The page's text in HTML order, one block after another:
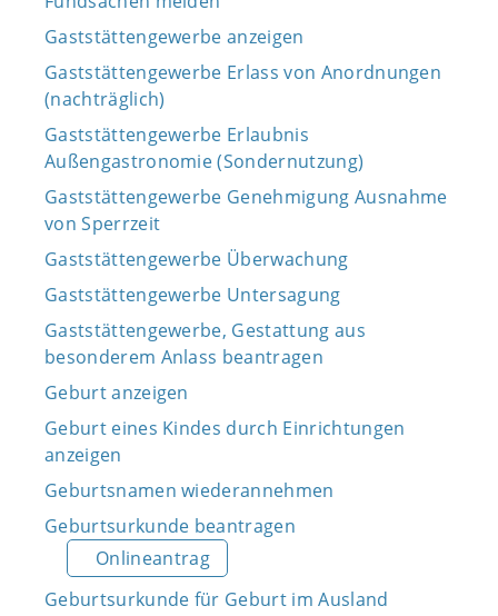
Gaststättengewerbe anzeigen
Gaststättengewerbe Erlass von Anordnungen
(nachträglich)
Gaststättengewerbe Erlaubnis
Außengastronomie (Sondernutzung)
Gaststättengewerbe Genehmigung Ausnahme
von Sperrzeit
Gaststättengewerbe Überwachung
Gaststättengewerbe Untersagung
Gaststättengewerbe, Gestattung aus
besonderem Anlass beantragen
Geburt anzeigen
Geburt eines Kindes durch Einrichtungen
anzeigen
Geburtsnamen wiederannehmen
Geburtsurkunde beantragen
Onlineantrag
Geburtsurkunde für Geburt im Ausland